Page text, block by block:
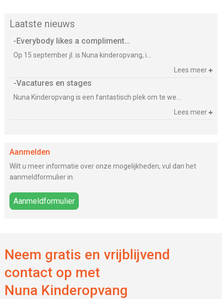
Laatste nieuws
Everybody likes a compliment…
Op 15 september jl. is Nuna kinderopvang, i...
Lees meer
Vacatures en stages
Nuna Kinderopvang is een fantastisch plek om te we...
Lees meer
Aanmelden
Wilt u meer informatie over onze mogelijkheden, vul dan het
aanmeldformulier in.
Aanmeldformulier
Neem gratis en vrijblijvend
contact op met
Nuna Kinderopvang